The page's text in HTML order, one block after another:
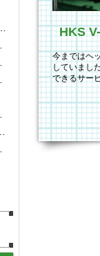
今まではヘ
していまし
できるサー
た。レン